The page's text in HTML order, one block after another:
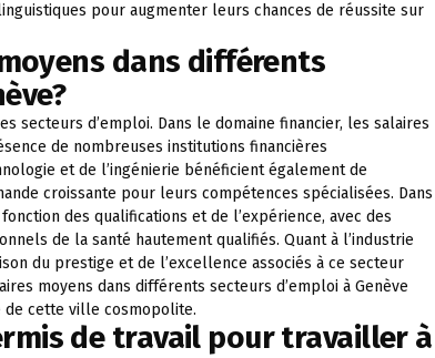
pour augmenter leurs chances de réussite sur
dans différents
secteurs d’emploi. Dans le domaine financier, les salaires
de nombreuses institutions financières
et de l’ingénierie bénéficient également de
croissante pour leurs compétences spécialisées. Dans
des qualifications et de l’expérience, avec des
de la santé hautement qualifiés. Quant à l’industrie
du prestige et de l’excellence associés à ce secteur
moyens dans différents secteurs d’emploi à Genève
cette ville cosmopolite.
de travail pour travailler à